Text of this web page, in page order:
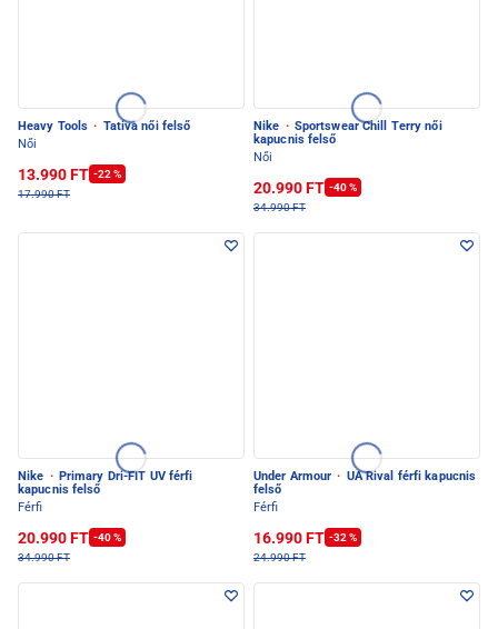
Heavy Tools · Tativa női felső
Női
13.990 FT -22 %
17.990 FT
Nike · Sportswear Chill Terry női
kapucnis felső
Női
20.990 FT -40 %
34.990 FT
Nike · Primary Dri-FIT UV férfi
kapucnis felső
Férfi
20.990 FT -40 %
34.990 FT
Under Armour · UA Rival férfi kapucnis
felső
Férfi
16.990 FT -32 %
24.990 FT